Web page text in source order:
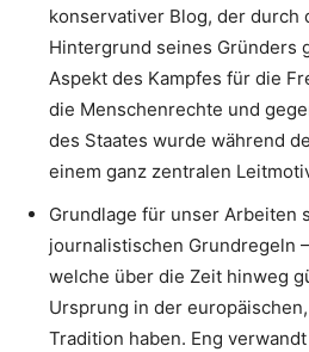
konservativer Blog, der durch
Hintergrund seines Gründers
Aspekt des Kampfes für die
die Menschenrechte und
des Staates wurde während
einem ganz zentralen
Grundlage für unser Arbeiten
journalistischen Grundregeln
welche über die Zeit hinweg
Ursprung in der
Tradition haben. Eng